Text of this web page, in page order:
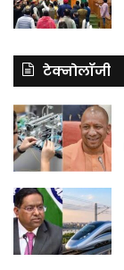
टेक्नोलॉजी